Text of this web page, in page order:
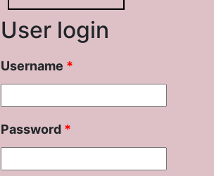
User login
Username *
Password *